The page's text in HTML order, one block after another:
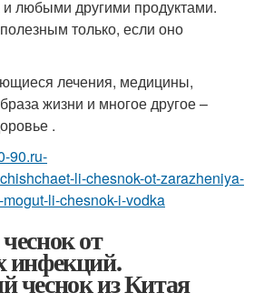
и любыми другими продуктами.
только, если оно
лечения, медицины,
жизни и многое другое –
.
90.ru-
li-chesnok-ot-zarazheniya-
li-chesnok-i-vodka
от
инфекций.
чеснок из Китая